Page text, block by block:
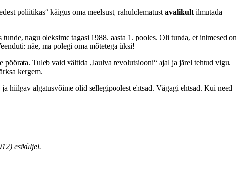
poliitikas“ käigus oma meelsust, rahulolematust avalikult ilmutada
nagu oleksime tagasi 1988. aasta 1. pooles. Oli tunda, et inimesed on
näe, ma polegi oma mõtetega üksi!
Tuleb vaid vältida „laulva revolutsiooni“ ajal ja järel tehtud vigu.
kergem.
hiilgav algatusvõime olid sellegipoolest ehtsad. Vägagi ehtsad. Kui need
esiküljel.